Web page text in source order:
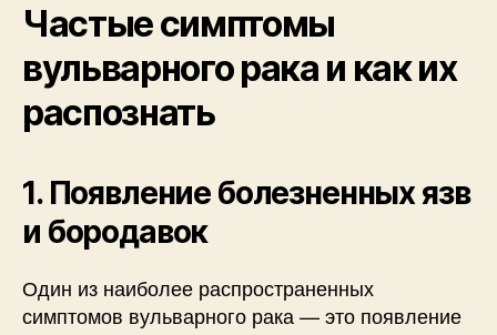
Частые симптомы
вульварного рака и как их
распознать
1. Появление болезненных язв
и бородавок
Один из наиболее распространенных
симптомов вульварного рака — это появление